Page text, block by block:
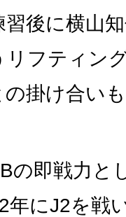
後に横山
フティン
掛け合い
即戦力と
年にJ2を戦